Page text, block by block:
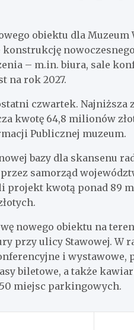
obiektu dla
– m.in. biura, sale
na rok 2027.
czwartek. Najniższa
kwotę 64,8 milionów
Publicznej muzeum.
bazy dla skansenu
samorząd
projekt kwotą ponad 89
nowego obiektu na
przy ulicy Stawowej. W
i
biletowe, a także
miejsc parkingowych.